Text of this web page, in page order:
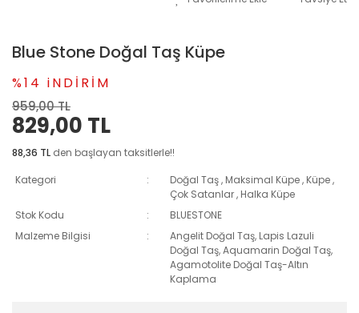
Blue Stone Doğal Taş Küpe
%14 iNDİRİM
959,00 TL
829,00 TL
88,36 TL den başlayan taksitlerle!!
Kategori
Doğal Taş, Maksimal Küpe, Küpe,
Çok Satanlar, Halka Küpe
Stok Kodu
BLUESTONE
Malzeme Bilgisi
Angelit Doğal Taş, Lapis Lazuli
Doğal Taş, Aquamarin Doğal Taş,
Agamotolite Doğal Taş-Altın
Kaplama